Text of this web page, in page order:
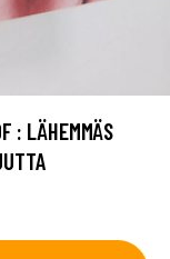
: LÄHEMMÄS